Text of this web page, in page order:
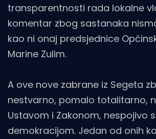
transparentnosti rada lokalne
komentar zbog sastanaka
kao ni onaj predsjednice
Marine Zulim.
A ove nove zabrane iz Segeta
nestvarno, pomalo totalitarno,
Ustavom i Zakonom, nespojivo s
demokracijom. Jedan od onih